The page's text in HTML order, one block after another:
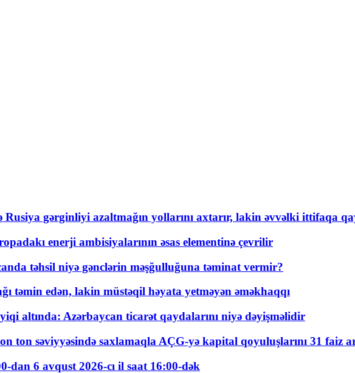
gərginliyi azaltmağın yollarını axtarır, lakin əvvəlki ittifaqa
enerji ambisiyalarının əsas elementinə çevrilir
təhsil niyə gənclərin məşğulluğuna təminat vermir?
təmin edən, lakin müstəqil həyata yetməyən əməkhaqqı
altında: Azərbaycan ticarət qaydalarını niyə dəyişməlidir
ton səviyyəsində saxlamaqla AÇG-yə kapital qoyuluşlarını 31 faiz
dan 6 avqust 2026-cı il saat 16:00-dək